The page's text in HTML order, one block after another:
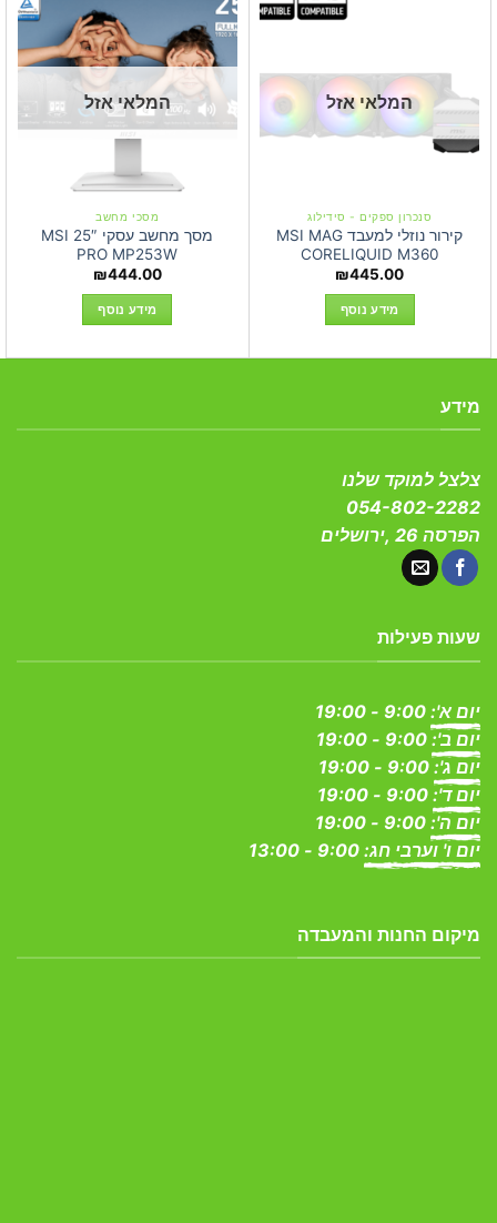
המלאי אזל
סנכרון ספקים - סידילוג
קירור נוזלי למעבד MSI MAG
CORELIQUID M360
₪445.00
מידע נוסף
המלאי אזל
מסכי מחשב
מסך מחשב עסקי 25″ MSI
PRO MP253W
₪444.00
מידע נוסף
מידע
צלצל למוקד שלנו
054-802-2282
הפרסה 26 ,ירושלים
שעות פעילות
יום א':
יום ב':
יום ג':
יום ד':
יום ה':
יום ו' וערבי חג:
מיקום החנות והמעבדה